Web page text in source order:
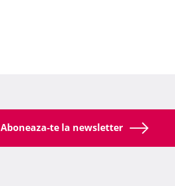
Aboneaza-te la newsletter